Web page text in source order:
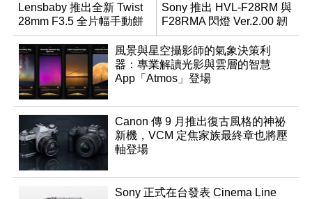
Lensbaby 推出全新 Twist
28mm F3.5 全片幅手動餅
乾鏡
Sony 推出 HVL-F28RM 與
F28RMA 閃燈 Ver.2.00 韌
體
風景與星空攝影師的氣象決策利
器：專業解讀光影與雲層的智慧
App「Atmos」登場
Canon 傳 9 月推出復古風格的神祕
新機，VCM 定焦家族最終章也將壓
軸登場
Sony 正式在台發表 Cinema Line